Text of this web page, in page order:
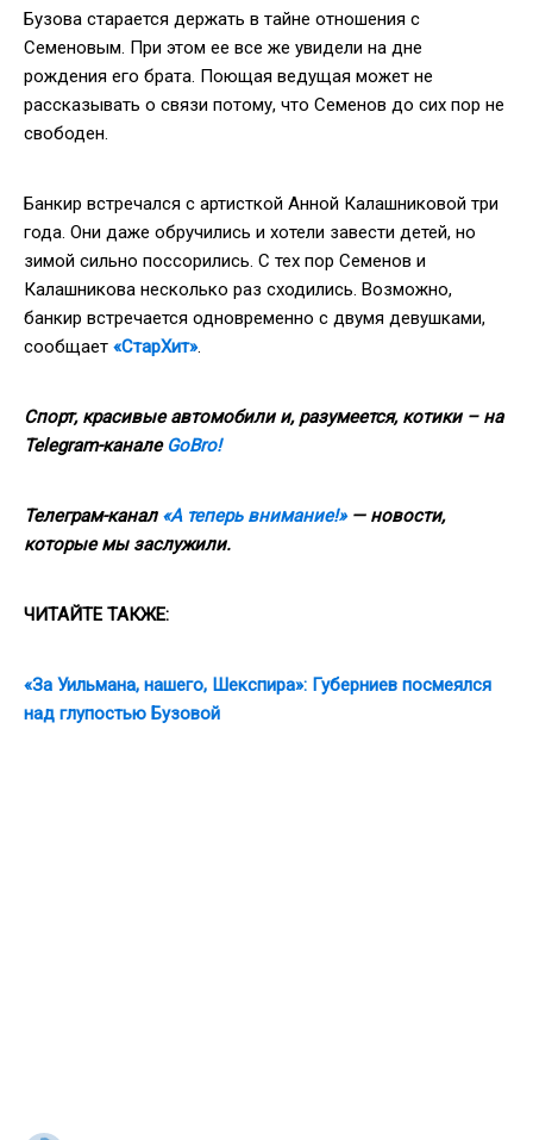
Бузова старается держать в тайне отношения с
Семеновым. При этом ее все же увидели на дне
рождения его брата. Поющая ведущая может не
рассказывать о связи потому, что Семенов до сих пор не
свободен.
Банкир встречался с артисткой Анной Калашниковой три
года. Они даже обручились и хотели завести детей, но
зимой сильно поссорились. С тех пор Семенов и
Калашникова несколько раз сходились. Возможно,
банкир встречается одновременно с двумя девушками,
сообщает «СтарХит».
Спорт, красивые автомобили и, разумеется, котики – на
Telegram-канале GoBro!
Телеграм-канал «А теперь внимание!»— новости,
которые мы заслужили.
ЧИТАЙТЕ ТАКЖЕ:
«За Уильмана, нашего, Шекспира»: Губерниев посмеялся
над глупостью Бузовой